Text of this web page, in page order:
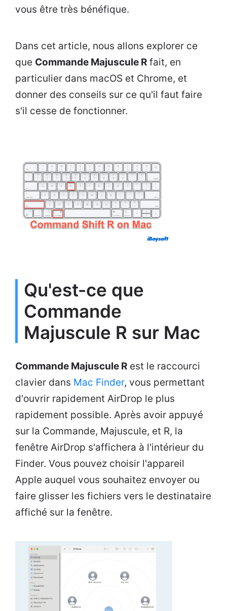
vous être très bénéfique.
Dans cet article, nous allons explorer ce
que Commande Majuscule R fait, en
particulier dans macOS et Chrome, et
donner des conseils sur ce qu'il faut faire
s'il cesse de fonctionner.
Qu'est-ce que
Commande
Majuscule R sur Mac
Commande Majuscule R est le raccourci
clavier dans Mac Finder, vous permettant
d'ouvrir rapidement AirDrop le plus
rapidement possible. Après avoir appuyé
sur la Commande, Majuscule, et R, la
fenêtre AirDrop s'affichera à l'intérieur du
Finder. Vous pouvez choisir l'appareil
Apple auquel vous souhaitez envoyer ou
faire glisser les fichiers vers le destinataire
affiché sur la fenêtre.